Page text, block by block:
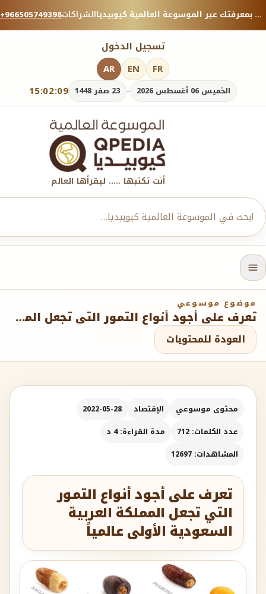
+966505749398الشراكات منصة معرفية موثوقة — شارك بمعرفتك عبر الموسوعة العالمية كيوبيديا.
تسجيل الدخول
15:02:11 الخميس 06 أغسطس 2026 - 23 صفر 1448
AR EN FR
أنت تكتبها ..... ليقرأها العالم
موضوع موسوعي
تعرف على أجود أنواع التمور التي تجعل المملكة العربية السعودية الأولى عالمياً
العودة للمحتويات
محتوى موسوعي الإقتصاد
2022-05-28
عدد الكلمات: 712
مدة القراءة: 4 د
المشاهدات: 12697
تعرف على أجود أنواع التمور
التي تجعل المملكة العربية
السعودية الأولى عالمياً